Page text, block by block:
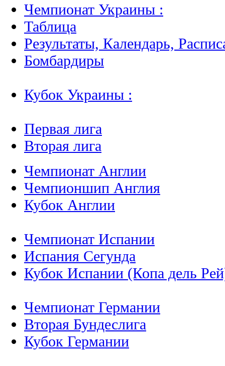
Чемпионат Украины :
Таблица
Результаты, Календарь,
Бомбардиры
Кубок Украины :
Первая лига
Вторая лига
Чемпионат Англии
Чемпионшип Англия
Кубок Англии
Чемпионат Испании
Испания Сегунда
Кубок Испании (Копа дель
Чемпионат Германии
Вторая Бундеслига
Кубок Германии